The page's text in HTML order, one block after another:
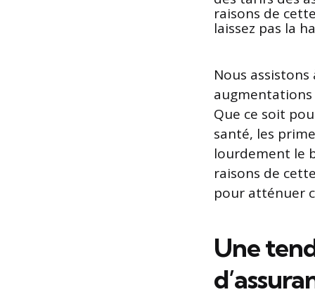
Nous
augmentations
Que ce soit
santé, les
lourdement le
raisons de
pour atténuer
Une